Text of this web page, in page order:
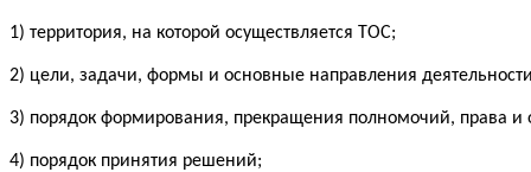
1) территория, на которой осуществляется ТОС;
2) цели, задачи, формы и основные направления
3) порядок формирования, прекращения полномочий, права и
4) порядок принятия решений;